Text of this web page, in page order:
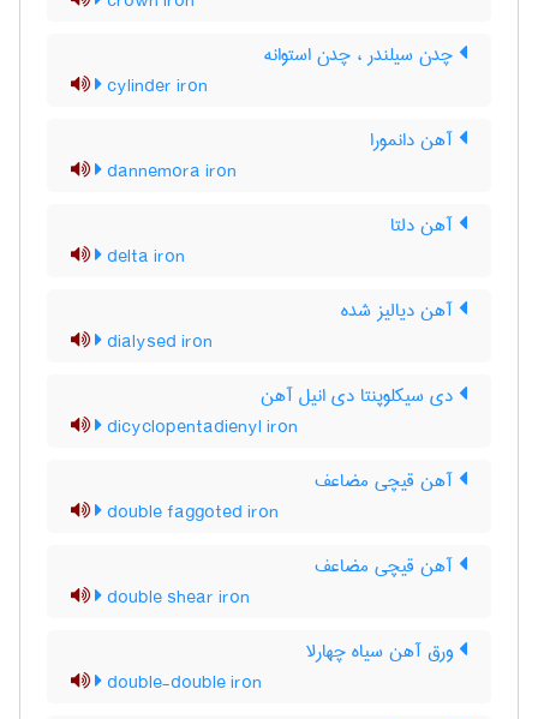
چدن سیلندر ، چدن استوانه
cylinder iron
آهن دانمورا
dannemora iron
آهن دلتا
delta iron
آهن دیالیز شده
dialysed iron
دی سیکلوپنتا دی انیل آهن
dicyclopentadienyl iron
آهن قیچی مضاعف
double faggoted iron
آهن قیچی مضاعف
double shear iron
ورق آهن سیاه چهارلا
double-double iron